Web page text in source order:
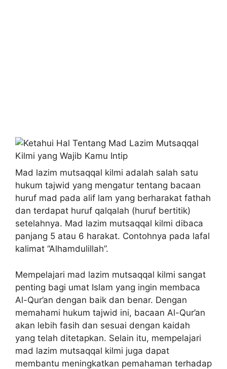
Mad lazim mutsaqqal kilmi adalah salah satu
hukum tajwid yang mengatur tentang bacaan
huruf mad pada alif lam yang berharakat fathah
dan terdapat huruf qalqalah (huruf bertitik)
setelahnya. Mad lazim mutsaqqal kilmi dibaca
panjang 5 atau 6 harakat. Contohnya pada lafal
kalimat “Alhamdulillah”.
Mempelajari mad lazim mutsaqqal kilmi sangat
penting bagi umat Islam yang ingin membaca
Al-Qur’an dengan baik dan benar. Dengan
memahami hukum tajwid ini, bacaan Al-Qur’an
akan lebih fasih dan sesuai dengan kaidah
yang telah ditetapkan. Selain itu, mempelajari
mad lazim mutsaqqal kilmi juga dapat
membantu meningkatkan pemahaman terhadap